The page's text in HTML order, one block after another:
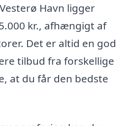
Havn ligger
kr., afhængigt af
Det er altid en god
tilbud fra forskellige
at du får den bedste